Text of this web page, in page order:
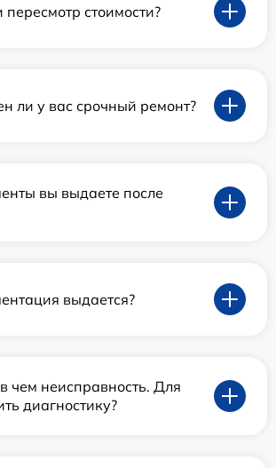
стоимости?
ли у вас срочный ремонт?
вы выдаете после
выдается?
чем неисправность. Для
диагностику?